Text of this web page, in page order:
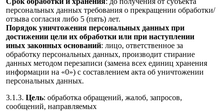
персональных данных требования о прекращении обработки/
отзыва согласия либо 5 (пять) лет.
Порядок уничтожения персональных данных при
достижении цели их обработки или при наступлении
иных законных оснований: лицо, ответственное за
обработку персональных данных, производит стирание
данных методом перезаписи (замена всех единиц хранения
информации на «0») с составлением акта об уничтожении
персональных данных.
3.1.3. Цель: обработка обращений, жалоб, запросов,
сообщений, направляемых